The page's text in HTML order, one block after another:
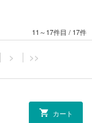
11～17件目 / 17件
> >>
カート